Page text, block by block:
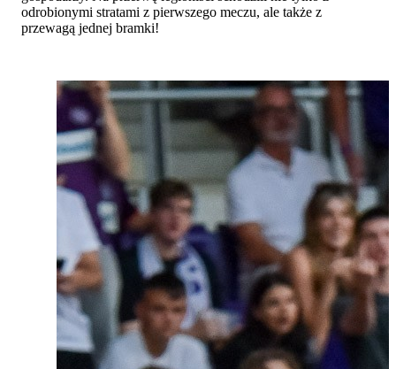
odrobionymi stratami z pierwszego meczu, ale także z
przewagą jednej bramki!